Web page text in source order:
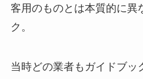
客用のものとは本質的に異
ク。
当時どの業者もガイドブッ